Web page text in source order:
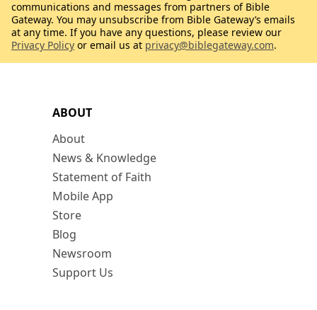
ABOUT
About
News & Knowledge
Statement of Faith
Mobile App
Store
Blog
Newsroom
Support Us
communications and messages from partners of Bible
Gateway. You may unsubscribe from Bible Gateway’s emails
at any time. If you have any questions, please review our
Privacy Policy or email us at privacy@biblegateway.com.